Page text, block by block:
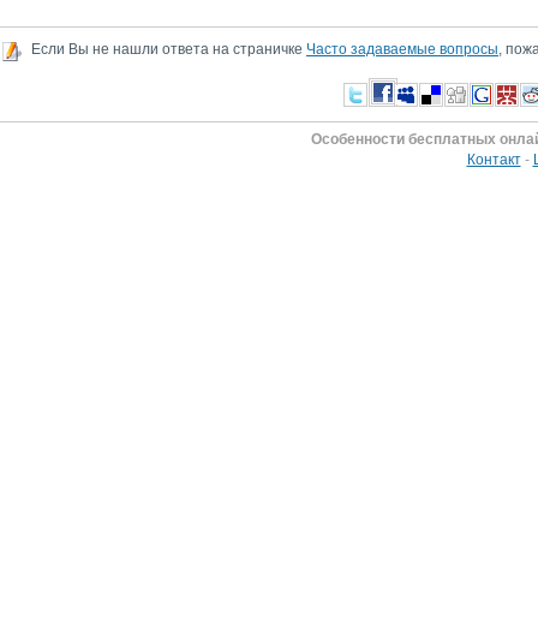
Если Вы не нашли ответа на страничке Часто задаваемые вопросы,
Особенности бесплатных
Контакт-